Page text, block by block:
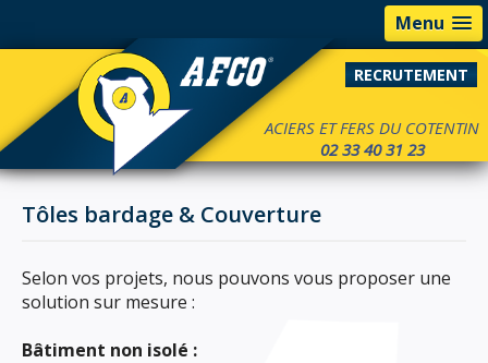
Menu
RECRUTEMENT
ACIERS ET FERS DU COTENTIN
02 33 40 31 23
Tôles bardage & Couverture
Selon vos projets, nous pouvons vous proposer une
solution sur mesure :
Bâtiment non isolé :